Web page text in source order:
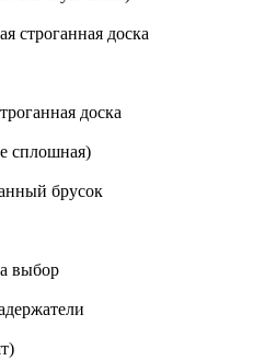
строганная доска
доска
сплошная)
брусок
выбор